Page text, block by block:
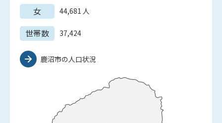
女 44,681 人
世帯数 37,424
鹿沼市の人口状況